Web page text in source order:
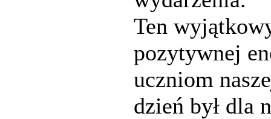
Ten
pozytywnej
uczniom
dzień był dla